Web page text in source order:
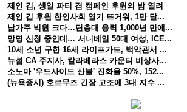
제인 김, 생일 파티 겸 캠페인 후원의 밤 열려
제인 김 후원 한인사회 열기 뜨거워, 1만 달...
남가주 빅원 크다…단층대 응력 1,000년 만에...
망명 신청 중인데… 서니베일 50대 여성, ICE...
10세 소년 구한 16세 라이프가드, 백악관서 ...
뉴섬 CA 주지사, 칼라베라스 카운티 비상사...
소노마 '우드사이드 산불' 진화율 50%, 152...
(뉴욕증시) 호르무즈 긴장 고조에 3대 지수 ...